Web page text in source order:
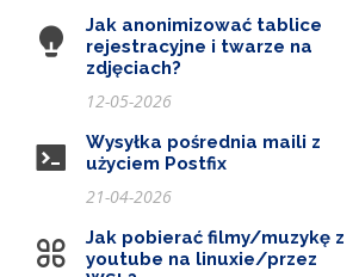
=True)
Jak anonimizować tablice
rejestracyjne i twarze na
zdjęciach?
12-05-2026
Wysyłka pośrednia maili z
użyciem Postfix
21-04-2026
Jak pobierać filmy/muzykę z
youtube na linuxie/przez